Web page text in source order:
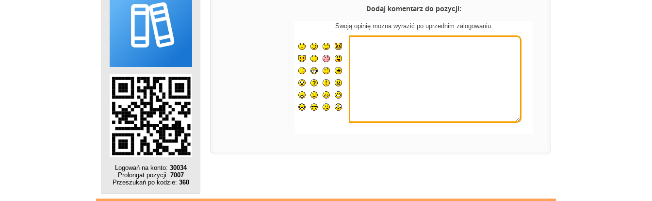
Logowań na konto: 30034
Prolongat pozycji: 7007
Przeszukań po kodzie: 360
Dodaj komentarz do pozycji:
Swoją opinię można wyrazić po uprzednim zalogowaniu.